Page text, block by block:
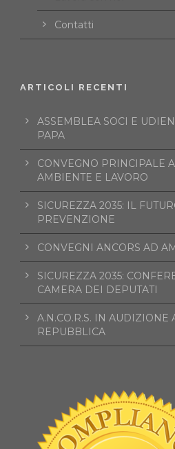
Contatti
ARTICOLI RECENTI
ASSEMBLEA SOCI E
PAPA
CONVEGNO PRINCIPALE
AMBIENTE E LAVORO
SICUREZZA 2035: IL
PREVENZIONE
CONVEGNI ANCORS AD
SICUREZZA 2035:
CAMERA DEI DEPUTATI
A.N.CO.R.S. IN AUDIZIONE
REPUBBLICA